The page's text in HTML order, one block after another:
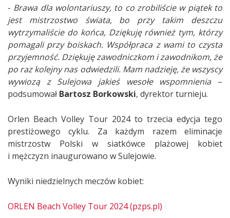
- Brawa dla wolontariuszy, to co zrobiliście w piątek to
jest mistrzostwo świata, bo przy takim deszczu
wytrzymaliście do końca, Dziękuję również tym, którzy
pomagali przy boiskach. Współpraca z wami to czysta
przyjemność. Dziękuję zawodniczkom i zawodnikom, że
po raz kolejny nas odwiedzili. Mam nadzieję, że wszyscy
wywiozą z Sulejowa jakieś wesołe wspomnienia –
podsumował Bartosz Borkowski, dyrektor turnieju.
Orlen Beach Volley Tour 2024 to trzecia edycja tego
prestiżowego cyklu. Za każdym razem eliminacje
mistrzostw Polski w siatkówce plażowej kobiet
i mężczyzn inaugurowano w Sulejowie.
Wyniki niedzielnych meczów kobiet:
ORLEN Beach Volley Tour 2024 (pzps.pl)